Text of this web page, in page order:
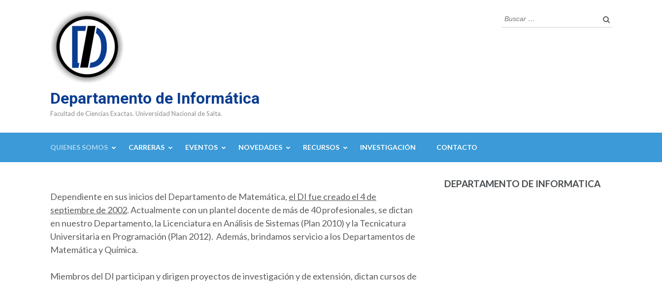
Departamento de Informática
Facultad de Ciencias Exactas. Universidad Nacional de Salta.
Buscar:
QUIENES SOMOS CARRERAS EVENTOS NOVEDADES RECURSOS INVESTIGACIÓN CONTACTO
Dependiente en sus inicios del Departamento de Matemática, el DI fue creado el 4 de
septiembre de 2002. Actualmente con un plantel docente de más de 40 profesionales, se dictan
en nuestro Departamento, la Licenciatura en Análisis de Sistemas (Plan 2010) y la Tecnicatura
Universitaria en Programación (Plan 2012). Además, brindamos servicio a los Departamentos de
Matemática y Química.
Miembros del DI participan y dirigen proyectos de investigación y de extensión, dictan cursos de
DEPARTAMENTO DE INFORMATICA